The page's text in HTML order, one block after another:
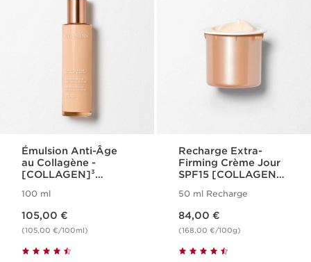
Émulsion Anti-Âge
au Collagène -
[COLLAGEN]³
Firming
100 ml
105,00 €
(105,00 €/100ml)
Recharge Extra-
Firming Crème Jour
SPF15 [COLLAGEN]³
50 ml Recharge
84,00 €
(168,00 €/100g)